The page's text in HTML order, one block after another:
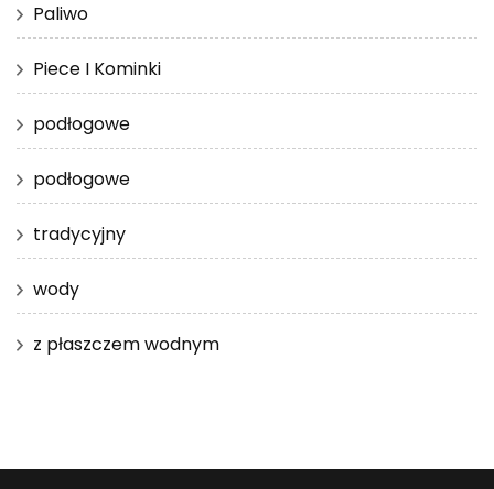
Paliwo
Piece I Kominki
podłogowe
podłogowe
tradycyjny
wody
z płaszczem wodnym